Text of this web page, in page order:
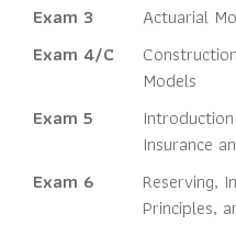
Exam 3
Actuarial
Exam 4/C
Models
Exam 5
Insurance
Exam 6
Reserving,
Principles,